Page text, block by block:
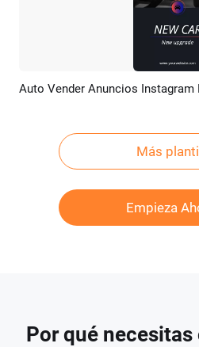
Previsualizar
Auto Vender Anuncios Instagram
Más
Empieza
Por qué